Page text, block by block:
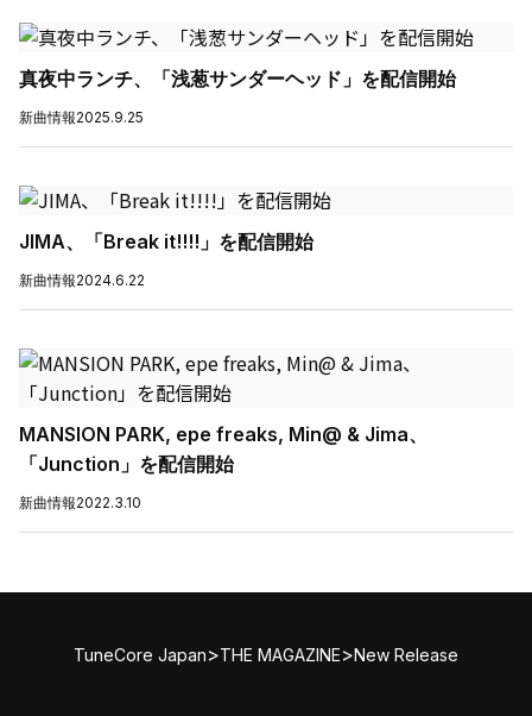
真夜中ランチ、「浅葱サンダーヘッド」を配信開始
新曲情報2025.9.25
JIMA、「Break it!!!!」を配信開始
新曲情報2024.6.22
MANSION PARK, epe freaks, Min@ & Jima、
「Junction」を配信開始
新曲情報2022.3.10
TuneCore Japan>THE MAGAZINE>New Release